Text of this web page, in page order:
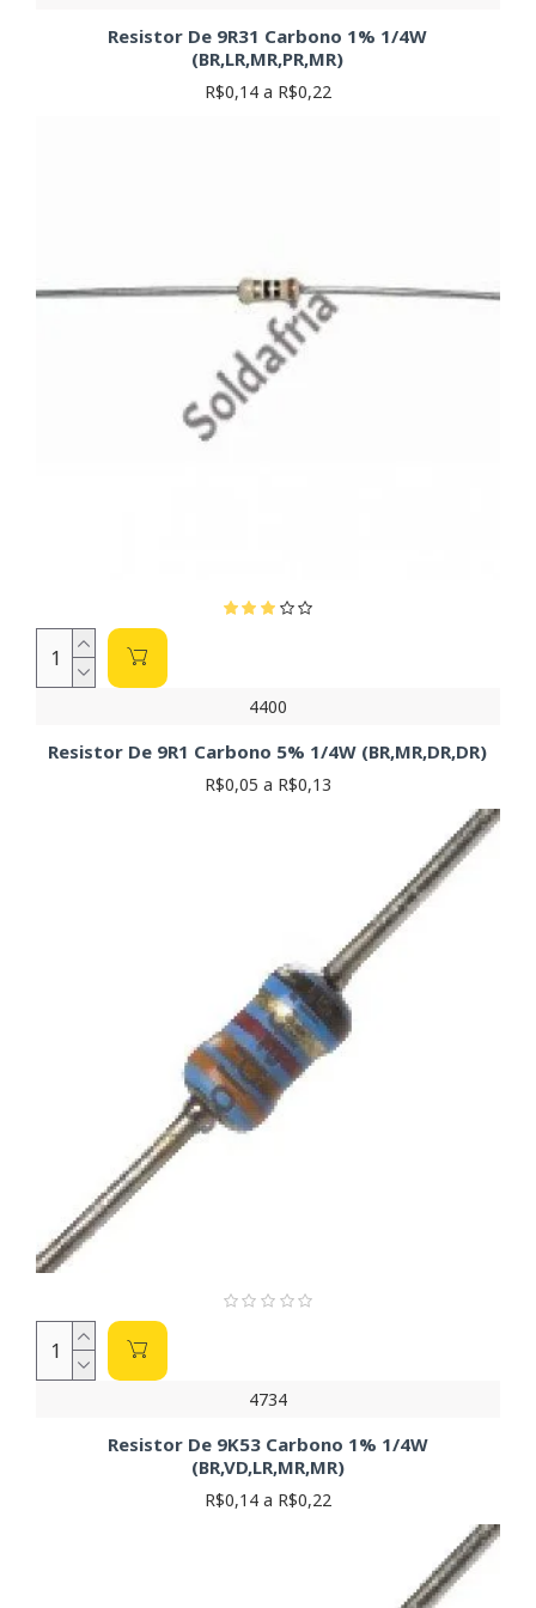
Resistor De 9R31 Carbono 1% 1/4W
(BR,LR,MR,PR,MR)
R$0,14 a R$0,22
4400
Resistor De 9R1 Carbono 5% 1/4W (BR,MR,DR,DR)
R$0,05 a R$0,13
4734
Resistor De 9K53 Carbono 1% 1/4W
(BR,VD,LR,MR,MR)
R$0,14 a R$0,22